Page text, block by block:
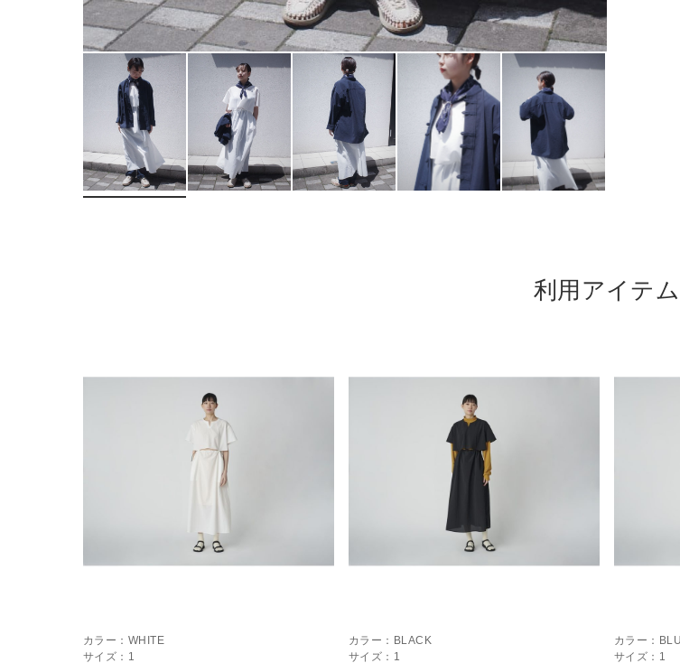
利用アイテム
カラー： WHITE
サイズ： 1
カラー： BLACK
サイズ： 1
カラー：
サイズ： 1